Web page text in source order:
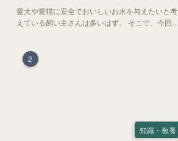
ビニ対応】
愛犬や愛猫に安全でおいしいお水を与えたいと考
えている飼い主さんは多いはず。 そこで、今回は
おすすめなものを厳選してご紹介します！
2
知識・教養